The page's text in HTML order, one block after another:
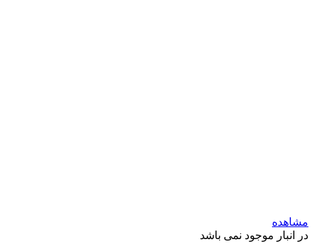
مشاهده
در انبار موجود نمی باشد